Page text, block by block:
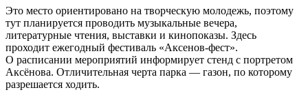
Это место ориентировано на творческую молодежь, поэтому
тут планируется проводить музыкальные вечера,
литературные чтения, выставки и кинопоказы. Здесь
проходит ежегодный фестиваль «Аксенов-фест».
О расписании мероприятий информирует стенд с портретом
Аксёнова. Отличительная черта парка — газон, по которому
разрешается ходить.